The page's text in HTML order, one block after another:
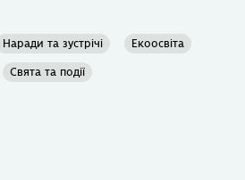
Наради та зустрічі Екоосвіта
Свята та події